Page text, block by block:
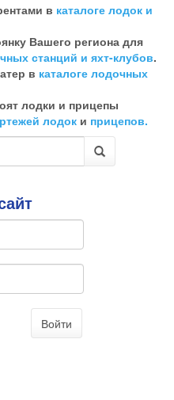
в каталоге лодок и
Вашего региона для
станций и яхт-клубов.
в каталоге лодочных
лодки и прицепы
лодок и прицепов.
Войти